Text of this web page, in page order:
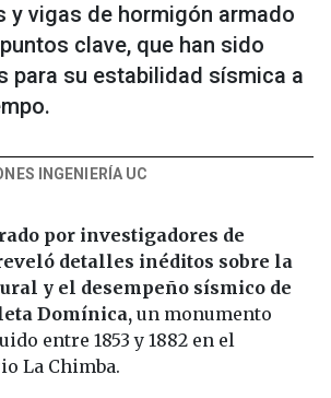
y vigas de hormigón armado
clave, que han sido
para su estabilidad sísmica a
INGENIERÍA UC
por investigadores de
detalles inéditos sobre la
y el desempeño sísmico de
Domínica, un monumento
entre 1853 y 1882 en el
La Chimba.